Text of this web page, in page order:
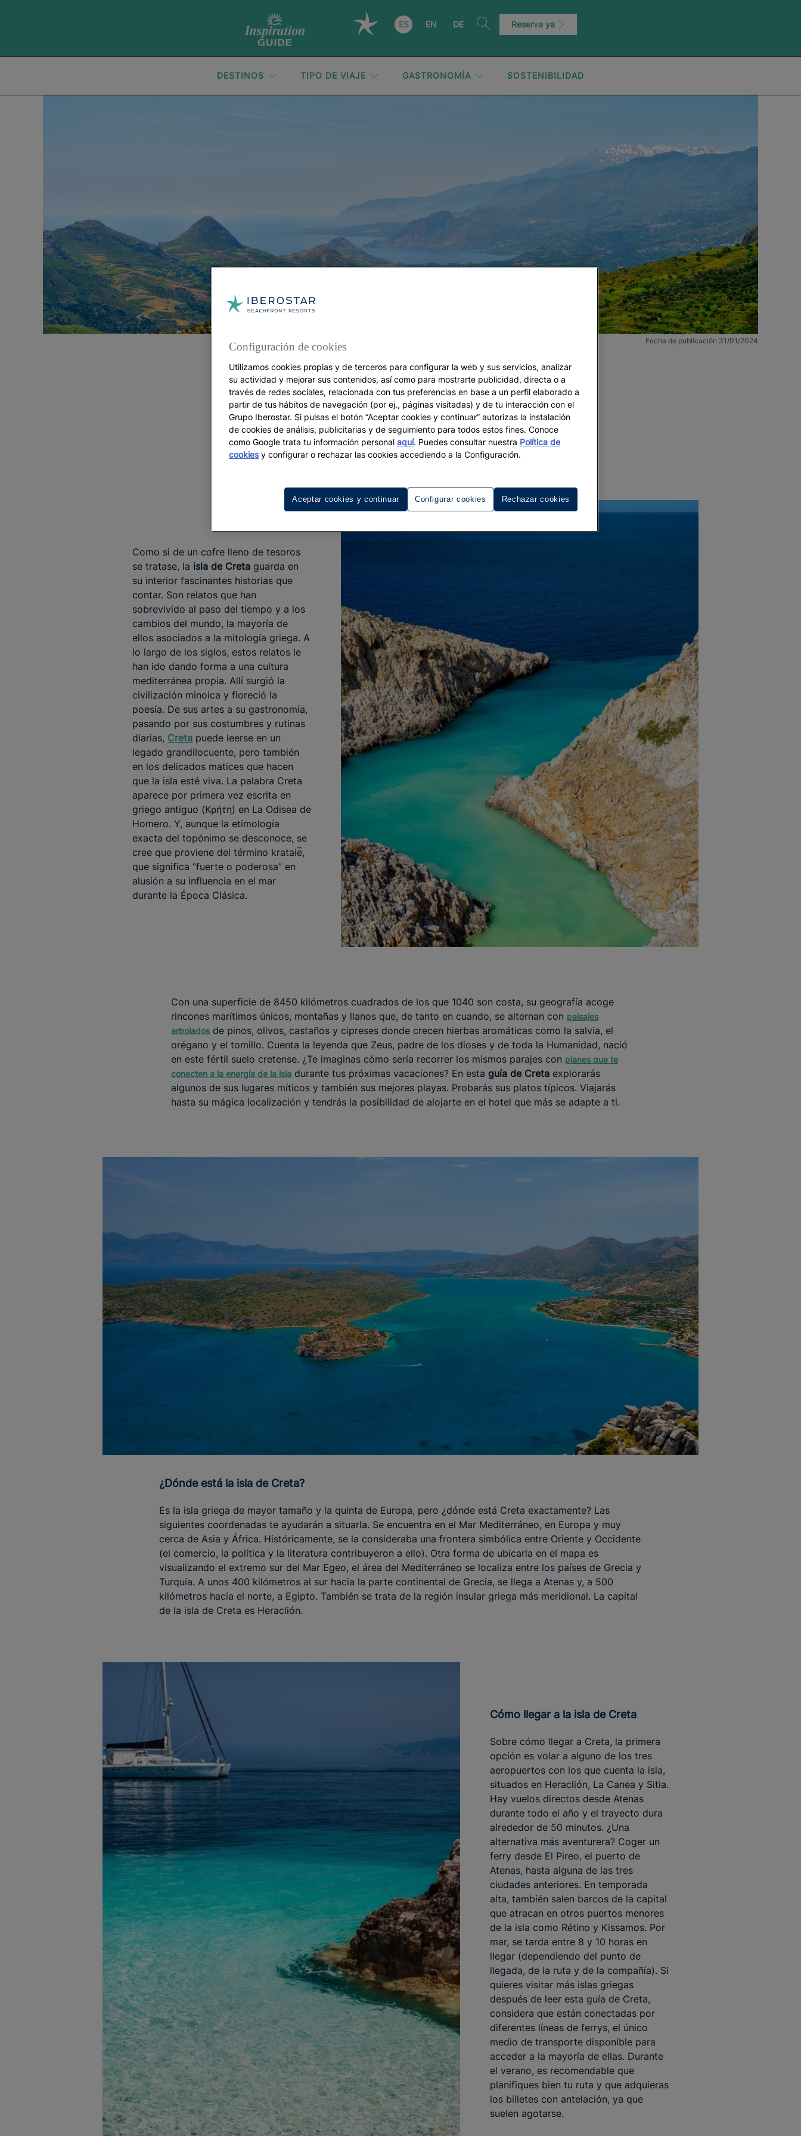
ES EN DE Reserva ya
DESTINOS TIPO DE VIAJE GASTRONOMÍA SOSTENIBILIDAD
Fecha de publicación 31/01/2024
DESTINOS
Creta: guía de viaje
Como si de un cofre lleno de tesoros
se tratase, la isla de Creta guarda en
su interior fascinantes historias que
contar. Son relatos que han
sobrevivido al paso del tiempo y a los
cambios del mundo, la mayoría de
ellos asociados a la mitología griega. A
lo largo de los siglos, estos relatos le
han ido dando forma a una cultura
mediterránea propia. Allí surgió la
civilización minoica y floreció la
poesía. De sus artes a su gastronomía,
pasando por sus costumbres y rutinas
diarias, Creta puede leerse en un
legado grandilocuente, pero también
en los delicados matices que hacen
que la isla esté viva. La palabra Creta
aparece por primera vez escrita en
griego antiguo (Κρήτη) en La Odisea de
Homero. Y, aunque la etimología
exacta del topónimo se desconoce, se
cree que proviene del término krataie̅,
que significa “fuerte o poderosa” en
alusión a su influencia en el mar
durante la Época Clásica.
Con una superficie de 8450 kilómetros cuadrados de los que 1040 son costa, su geografía acoge
rincones marítimos únicos, montañas y llanos que, de tanto en cuando, se alternan con paisajes
arbolados de pinos, olivos, castaños y cipreses donde crecen hierbas aromáticas como la salvia, el
orégano y el tomillo. Cuenta la leyenda que Zeus, padre de los dioses y de toda la Humanidad, nació
en este fértil suelo cretense. ¿Te imaginas cómo sería recorrer los mismos parajes con planes que te
conecten a la energía de la isla durante tus próximas vacaciones? En esta guía de Creta explorarás
algunos de sus lugares míticos y también sus mejores playas. Probarás sus platos típicos. Viajarás
hasta su mágica localización y tendrás la posibilidad de alojarte en el hotel que más se adapte a ti.
¿Dónde está la isla de Creta?
Es la isla griega de mayor tamaño y la quinta de Europa, pero ¿dónde está Creta exactamente? Las
siguientes coordenadas te ayudarán a situarla. Se encuentra en el Mar Mediterráneo, en Europa y muy
cerca de Asia y África. Históricamente, se la consideraba una frontera simbólica entre Oriente y Occidente
(el comercio, la política y la literatura contribuyeron a ello). Otra forma de ubicarla en el mapa es
visualizando el extremo sur del Mar Egeo, el área del Mediterráneo se localiza entre los países de Grecia y
Turquía. A unos 400 kilómetros al sur hacia la parte continental de Grecia, se llega a Atenas y, a 500
kilómetros hacia el norte, a Egipto. También se trata de la región insular griega más meridional. La capital
de la isla de Creta es Heraclión.
Cómo llegar a la isla de Creta
Sobre cómo llegar a Creta, la primera
opción es volar a alguno de los tres
aeropuertos con los que cuenta la isla,
situados en Heraclión, La Canea y Sitia.
Hay vuelos directos desde Atenas
durante todo el año y el trayecto dura
alrededor de 50 minutos. ¿Una
alternativa más aventurera? Coger un
ferry desde El Pireo, el puerto de
Atenas, hasta alguna de las tres
ciudades anteriores. En temporada
alta, también salen barcos de la capital
que atracan en otros puertos menores
de la isla como Rétino y Kissamos. Por
mar, se tarda entre 8 y 10 horas en
llegar (dependiendo del punto de
llegada, de la ruta y de la compañía). Si
quieres visitar más islas griegas
después de leer esta guía de Creta,
considera que están conectadas por
diferentes líneas de ferrys, el único
medio de transporte disponible para
acceder a la mayoría de ellas. Durante
el verano, es recomendable que
planifiques bien tu ruta y que adquieras
los billetes con antelación, ya que
suelen agotarse.
Configuración de cookies
Utilizamos cookies propias y de terceros para configurar la web y sus servicios, analizar
su actividad y mejorar sus contenidos, así como para mostrarte publicidad, directa o a
través de redes sociales, relacionada con tus preferencias en base a un perfil elaborado a
partir de tus hábitos de navegación (por ej., páginas visitadas) y de tu interacción con el
Grupo Iberostar. Si pulsas el botón “Aceptar cookies y continuar” autorizas la instalación
de cookies de análisis, publicitarias y de seguimiento para todos estos fines. Conoce
como Google trata tu información personal aquí. Puedes consultar nuestra Política de
cookiesy configurar o rechazar las cookies accediendo a la Configuración.
Configurar cookies Rechazar cookies
Aceptar cookies y continuar